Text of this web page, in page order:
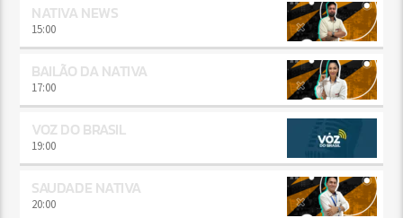
NATIVA NEWS
15:00
BAILÃO DA NATIVA
17:00
VOZ DO BRASIL
19:00
SAUDADE NATIVA
20:00